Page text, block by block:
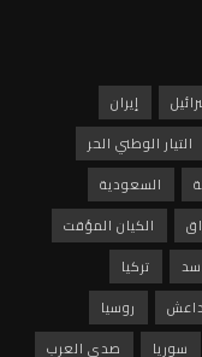
إيران
التيار الوطني الحر
السعودية
الكيان المؤقت
تركيا
داعش
روسيا
سوريا صدى العرب